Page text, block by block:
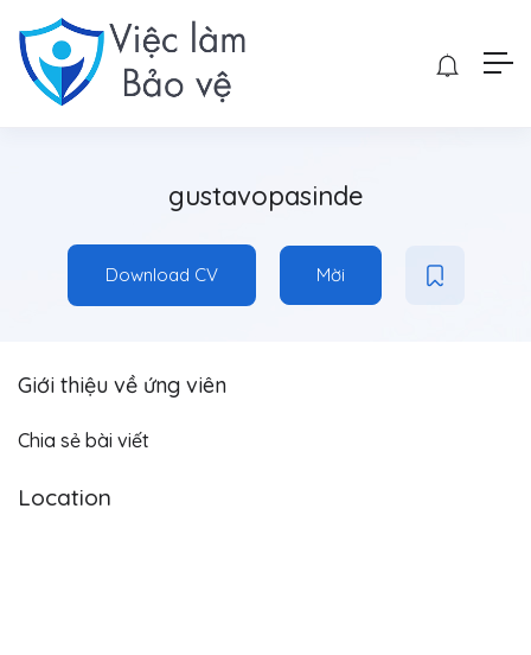
gustavopasinde
Download CV Mời
Giới thiệu về ứng viên
Chia sẻ bài viết
Location